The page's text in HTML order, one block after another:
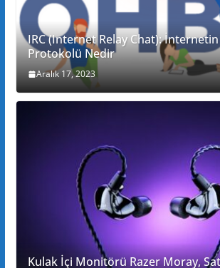
IRC (Internet Relay Chat):
Protokolü Nedir
Aralık 17, 2023
Kulak İçi Monitörü Razer Moray,